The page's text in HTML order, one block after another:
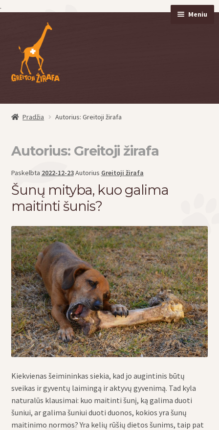
.
meniu
turinio
Meniu
Pradžia Autorius: Greitoji žirafa
Autorius: Greitoji žirafa
Paskelbta 2022-12-23Autorius Greitoji žirafa
Šunų mityba, kuo galima
maitinti šunis?
Kiekvienas šeimininkas siekia, kad jo augintinis būtų
sveikas ir gyventų laimingą ir aktyvų gyvenimą. Tad kyla
naturalūs klausimai: kuo maitinti šunį, ką galima duoti
šuniui, ar galima šuniui duoti duonos, kokios yra šunų
maitinimo normos? Yra kelių rūšių dietos šunims, taip pat